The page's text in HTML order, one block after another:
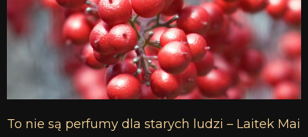
To nie są perfumy dla starych ludzi – Laitek Mai